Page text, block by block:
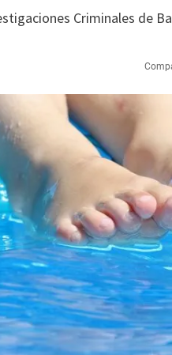
Criminales de